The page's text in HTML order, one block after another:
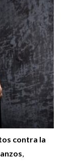
contra la
,